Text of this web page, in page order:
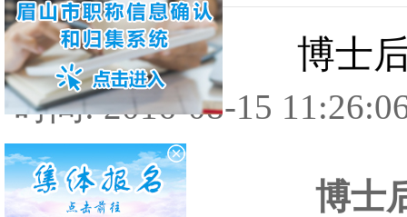
博士
时间: 2016-08-15
博士